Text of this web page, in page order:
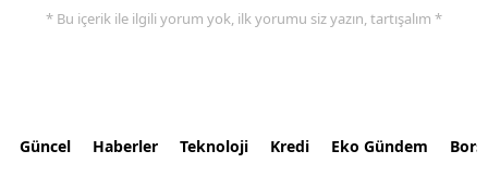
* Bu içerik ile ilgili yorum yok, ilk yorumu siz yazın, tartışalım *
Güncel Haberler Teknoloji Kredi Eko Gündem